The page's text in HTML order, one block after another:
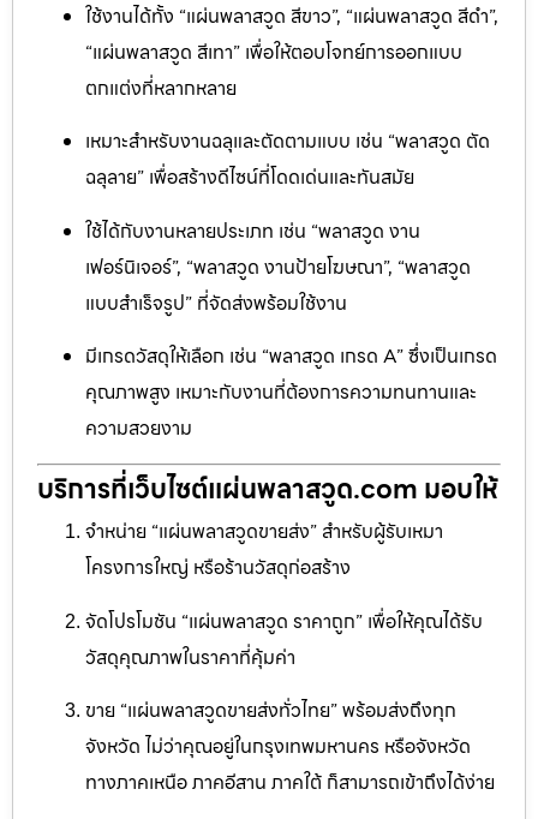
ใช้งานได้ทั้ง “แผ่นพลาสวูด สีขาว”, “แผ่นพลาสวูด สีดำ”,
“แผ่นพลาสวูด สีเทา” เพื่อให้ตอบโจทย์การออกแบบ
ตกแต่งที่หลากหลาย
เหมาะสำหรับงานฉลุและตัดตามแบบ เช่น “พลาสวูด ตัด
ฉลุลาย” เพื่อสร้างดีไซน์ที่โดดเด่นและทันสมัย
ใช้ได้กับงานหลายประเภท เช่น “พลาสวูด งาน
เฟอร์นิเจอร์”, “พลาสวูด งานป้ายโฆษณา”, “พลาสวูด
แบบสำเร็จรูป” ที่จัดส่งพร้อมใช้งาน
มีเกรดวัสดุให้เลือก เช่น “พลาสวูด เกรด A” ซึ่งเป็นเกรด
คุณภาพสูง เหมาะกับงานที่ต้องการความทนทานและ
ความสวยงาม
บริการที่เว็บไซต์แผ่นพลาสวูด.com มอบให้
จำหน่าย “แผ่นพลาสวูดขายส่ง” สำหรับผู้รับเหมา
โครงการใหญ่ หรือร้านวัสดุก่อสร้าง
จัดโปรโมชัน “แผ่นพลาสวูด ราคาถูก” เพื่อให้คุณได้รับ
วัสดุคุณภาพในราคาที่คุ้มค่า
ขาย “แผ่นพลาสวูดขายส่งทั่วไทย” พร้อมส่งถึงทุก
จังหวัด ไม่ว่าคุณอยู่ในกรุงเทพมหานคร หรือจังหวัด
ทางภาคเหนือ ภาคอีสาน ภาคใต้ ก็สามารถเข้าถึงได้ง่าย